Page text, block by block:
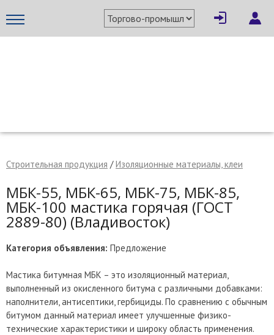
Строительная продукция /Изоляционные материалы, клеи
МБК-55, МБК-65, МБК-75, МБК-85,
МБК-100 мастика горячая (ГОСТ
2889-80) (Владивосток)
Категория объявления: Предложение
Мастика битумная МБК – это изоляционный материал,
выполненный из окисленного битума с различными добавками:
наполнители, антисептики, гербициды. По сравнению с обычным
битумом данный материал имеет улучшенные физико-
технические характеристики и широку область применения.
× Написать поставщику
Отмена Отправить сообщение